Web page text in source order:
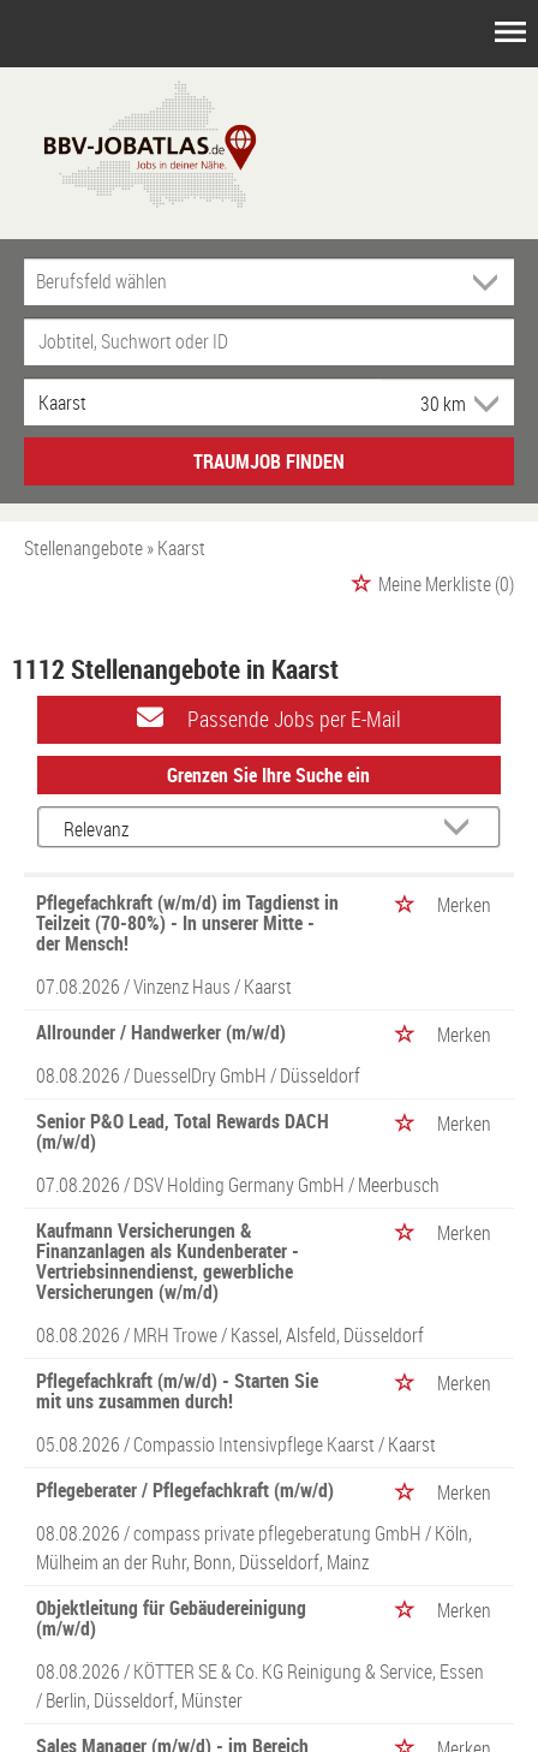
TRAUMJOB FINDEN
Stellenangebote Kaarst
Meine Merkliste(0)
1112 Stellenangebote in Kaarst
Passende Jobs per E-Mail
Grenzen Sie Ihre Suche ein
Pflegefachkraft (w/m/d) im Tagdienst in
Teilzeit (70-80%) - In unserer Mitte -
der Mensch!
Merken
07.08.2026 /Vinzenz Haus/ Kaarst
Allrounder / Handwerker (m/w/d)
Merken
08.08.2026 /DuesselDry GmbH/ Düsseldorf
Senior P&O Lead, Total Rewards DACH
(m/w/d)
Merken
07.08.2026 /DSV Holding Germany GmbH/ Meerbusch
Kaufmann Versicherungen &
Finanzanlagen als Kundenberater -
Vertriebsinnendienst, gewerbliche
Versicherungen (w/m/d)
Merken
08.08.2026 /MRH Trowe/ Kassel, Alsfeld, Düsseldorf
Pflegefachkraft (m/w/d) - Starten Sie
mit uns zusammen durch!
Merken
05.08.2026 /Compassio Intensivpflege Kaarst/ Kaarst
Pflegeberater / Pflegefachkraft (m/w/d)
Merken
08.08.2026 /compass private pflegeberatung GmbH/ Köln,
Mülheim an der Ruhr, Bonn, Düsseldorf, Mainz
Objektleitung für Gebäudereinigung
(m/w/d)
Merken
08.08.2026 /KÖTTER SE & Co. KG Reinigung & Service, Essen
/ Berlin, Düsseldorf, Münster
Sales Manager (m/w/d) - im Bereich